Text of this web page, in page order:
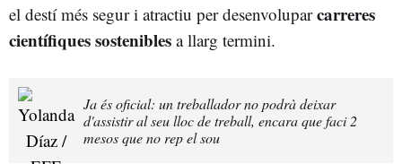
el destí més segur i atractiu per desenvoluparcarreres
científiques sostenibles a llarg termini.
Ja és oficial: un treballador no podrà deixar
d'assistir al seu lloc de treball, encara que faci 2
mesos que no rep el sou